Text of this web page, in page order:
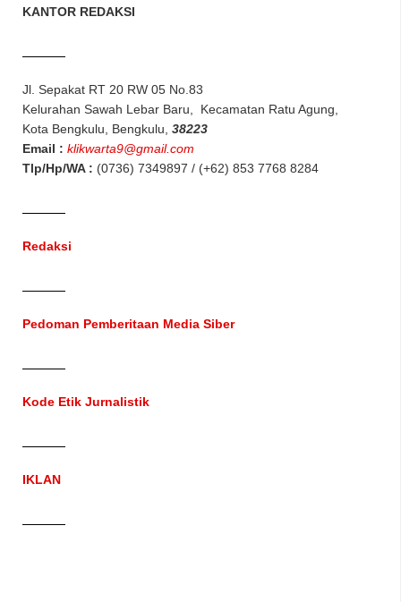
KANTOR REDAKSI
Jl. Sepakat RT 20 RW 05 No.83
Kelurahan Sawah Lebar Baru, Kecamatan Ratu Agung,
Kota Bengkulu, Bengkulu, 38223
Email : klikwarta9@gmail.com
Tlp/Hp/WA : (0736) 7349897 / (+62) 853 7768 8284
Redaksi
Pedoman Pemberitaan Media Siber
Kode Etik Jurnalistik
IKLAN